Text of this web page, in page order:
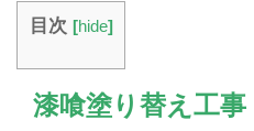
目次 [hide]
漆喰塗り替え工事